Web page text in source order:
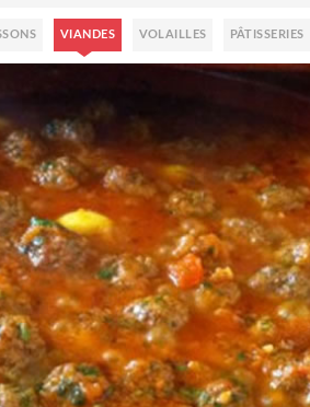
VIANDES VOLAILLES PÂTISSERIES